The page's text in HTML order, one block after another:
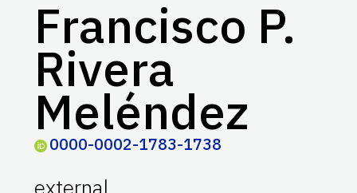
Francisco P.
Rivera
Meléndez
0000-0002-1783-1738
external